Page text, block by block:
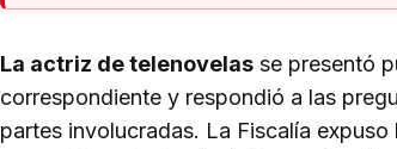
La actriz de telenovelas se presentó
correspondiente y respondió a las
partes involucradas. La Fiscalía